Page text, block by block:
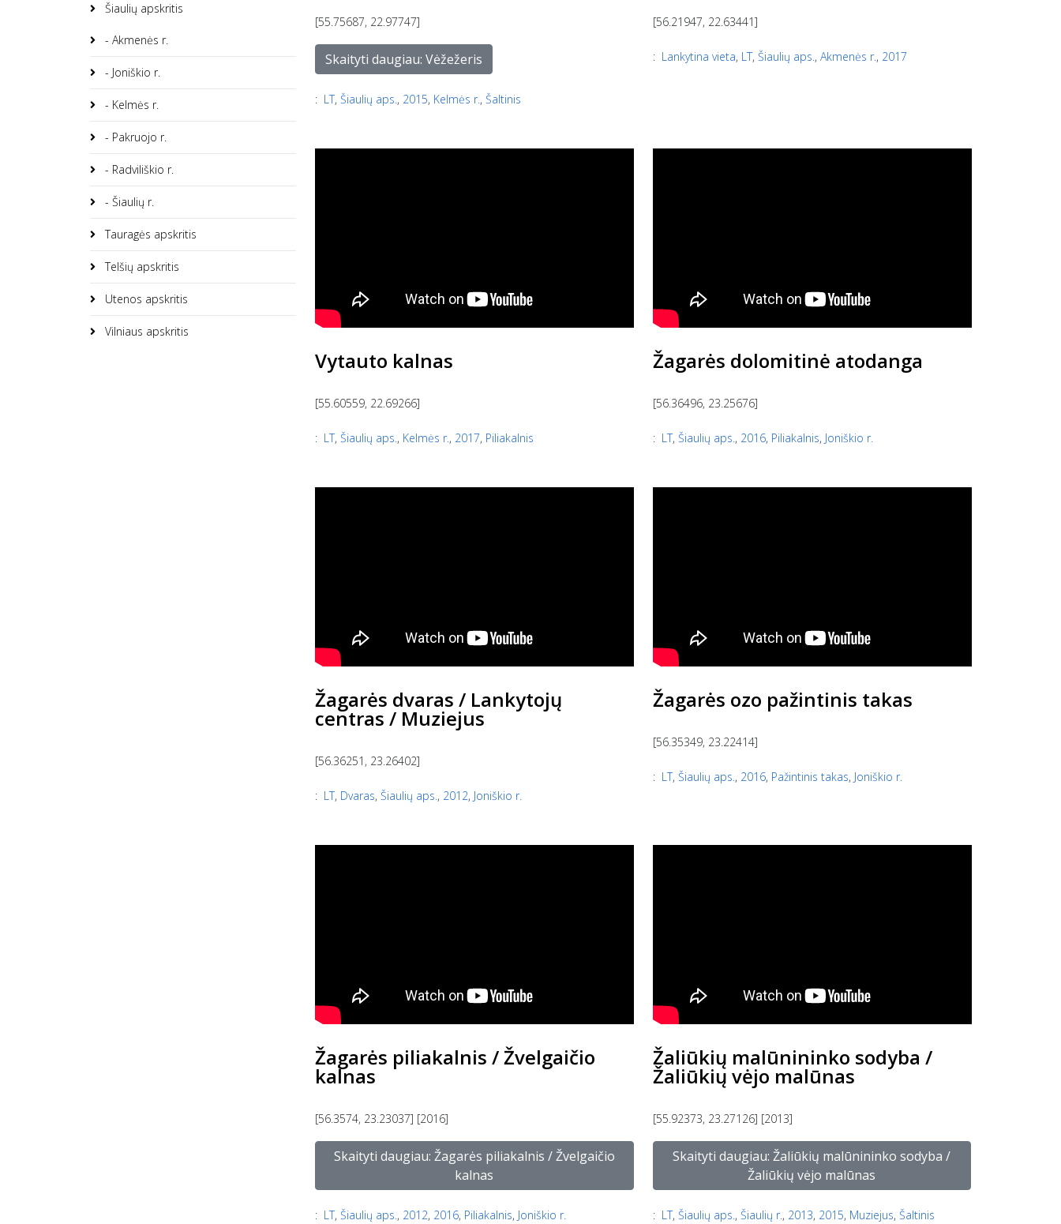
Šiaulių apskritis
- Akmenės r.
- Joniškio r.
- Kelmės r.
- Pakruojo r.
- Radviliškio r.
- Šiaulių r.
Tauragės apskritis
Telšių apskritis
Utenos apskritis
Vilniaus apskritis
[55.75687, 22.97747]
Skaityti daugiau: Vėžežeris
: LT, Šiaulių aps., 2015, Kelmės r., Šaltinis
[56.21947, 22.63441]
: Lankytina vieta, LT, Šiaulių aps., Akmenės r., 2017
Vytauto kalnas
[55.60559, 22.69266]
: LT, Šiaulių aps., Kelmės r., 2017, Piliakalnis
Žagarės dolomitinė atodanga
[56.36496, 23.25676]
: LT, Šiaulių aps., 2016, Piliakalnis, Joniškio r.
Žagarės dvaras / Lankytojų
centras / Muziejus
[56.36251, 23.26402]
: LT, Dvaras, Šiaulių aps., 2012, Joniškio r.
Žagarės ozo pažintinis takas
[56.35349, 23.22414]
: LT, Šiaulių aps., 2016, Pažintinis takas, Joniškio r.
Žagarės piliakalnis / Žvelgaičio
kalnas
[56.3574, 23.23037] [2016]
Skaityti daugiau: Žagarės piliakalnis / Žvelgaičio
kalnas
: LT, Šiaulių aps., 2012, 2016, Piliakalnis, Joniškio r.
Žaliūkių malūnininko sodyba /
Žaliūkių vėjo malūnas
[55.92373, 23.27126] [2013]
Skaityti daugiau: Žaliūkių malūnininko sodyba /
Žaliūkių vėjo malūnas
: LT, Šiaulių aps., Šiaulių r., 2013, 2015, Muziejus, Šaltinis